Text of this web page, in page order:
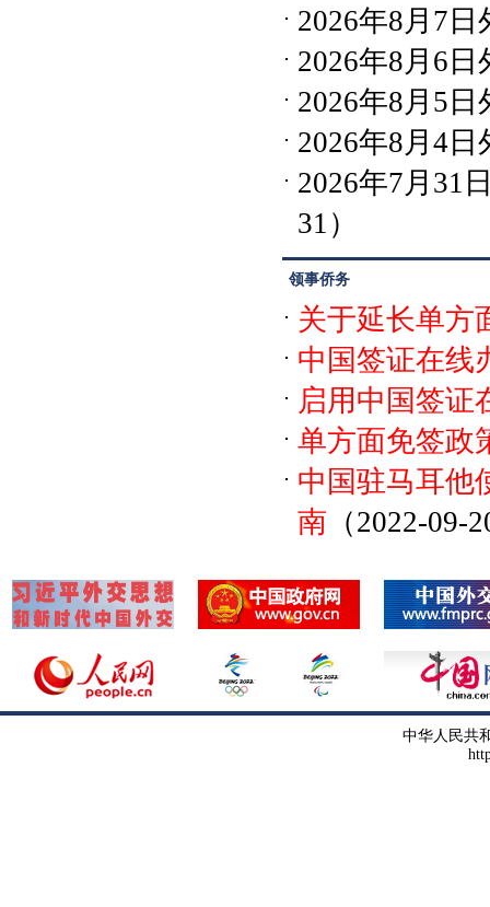
2026年8月7
2026年8月6
2026年8月5
2026年8月4
2026年7月31
31）
领事侨务
关于延长单方
中国签证在线
启用中国签证
单方面免签政
中国驻马耳他
南 （2022-09-
中华人民共